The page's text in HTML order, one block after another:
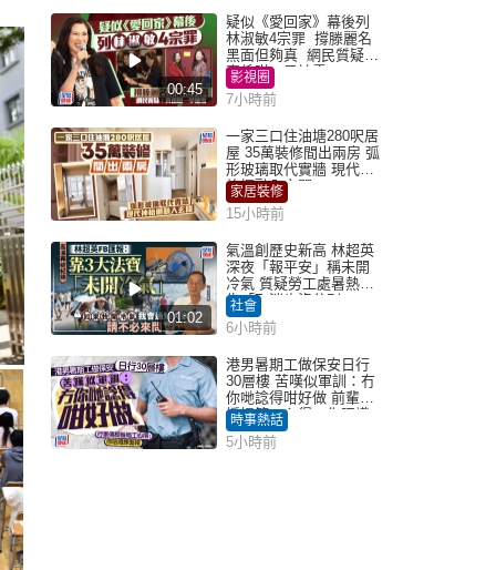
00:45
疑似《愛回家》幕後列
林淑敏4宗罪 撐滕麗名
黑面但夠真 網民質疑：
真係咁一早被雪
影視圈
7小時前
一家三口住油塘280呎居
屋 35萬裝修間出兩房 弧
形玻璃取代實牆 現代神
枱櫃融入玄關
家居裝修
15小時前
01:02
氣溫創歷史新高 林超英
深夜「報平安」稱未開
冷氣 質疑勞工處暑熱警
告「取消也沒分別」
社會
6小時前
港男暑期工做保安日行
30層樓 苦嘆似軍訓：冇
你哋諗得咁好做 前輩傳
授搵筍工心得：你唔識
揀盤啫｜Juicy叮
時事熱話
5小時前